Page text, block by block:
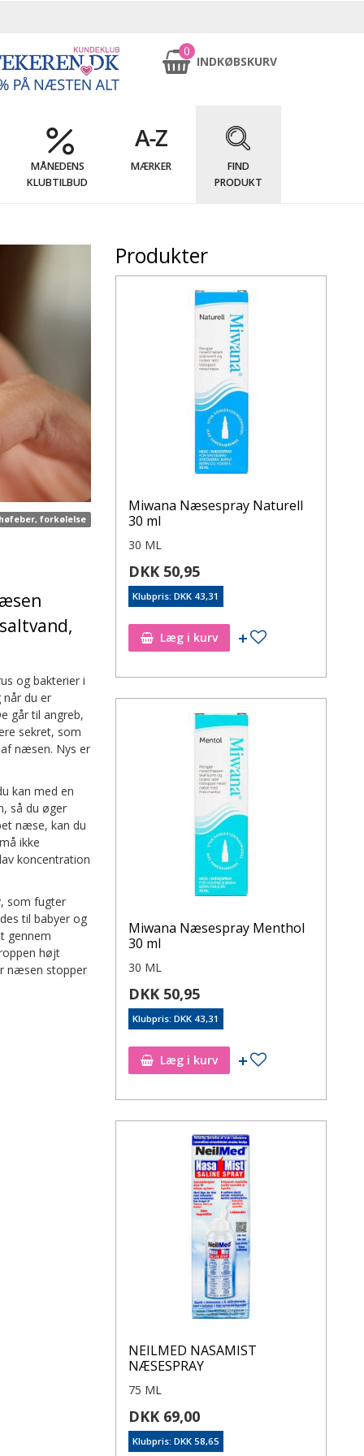
0
INDKØBSKURV
MÅNEDENS
KLUBTILBUD
MÆRKER
FIND
PRODUKT
forkølelse
og bakterier i
du er
går til angreb,
sekret, som
næsen. Nys er
kan med en
så du øger
næse, kan du
ikke
koncentration
som fugter
til babyer og
gennem
højt
næsen stopper
Produkter
Miwana Næsespray Naturell
30 ml
30 ML
DKK 50,95
Klubpris: DKK 43,31
Læg i kurv
Miwana Næsespray Menthol
30 ml
30 ML
DKK 50,95
Klubpris: DKK 43,31
Læg i kurv
NEILMED NASAMIST
NÆSESPRAY
75 ML
DKK 69,00
Klubpris: DKK 58,65